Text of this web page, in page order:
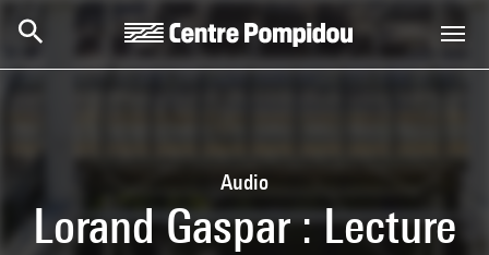
Audio
Lorand Gaspar : Lecture